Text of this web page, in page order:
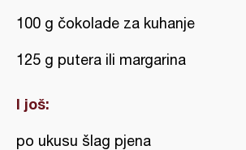
100 g čokolade za kuhanje
125 g putera ili margarina
I još:
po ukusu šlag pjena